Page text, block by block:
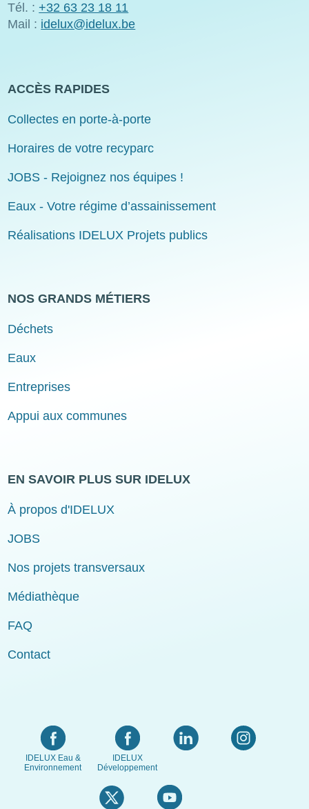
Tél. : +32 63 23 18 11
Mail : idelux@idelux.be
ACCÈS RAPIDES
Collectes en porte-à-porte
Horaires de votre recyparc
JOBS - Rejoignez nos équipes !
Eaux - Votre régime d’assainissement
Réalisations IDELUX Projets publics
NOS GRANDS MÉTIERS
Déchets
Eaux
Entreprises
Appui aux communes
EN SAVOIR PLUS SUR IDELUX
À propos d'IDELUX
JOBS
Nos projets transversaux
Médiathèque
FAQ
Contact
IDELUX Eau &
Environnement
IDELUX
Développement